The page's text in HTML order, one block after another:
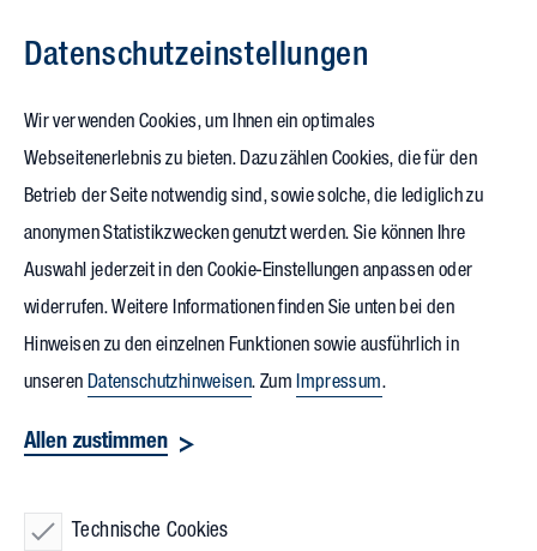
Datenschutz­einstellungen
Wir verwenden Cookies, um Ihnen ein optimales
Webseitenerlebnis zu bieten. Dazu zählen Cookies, die für den
Betrieb der Seite notwendig sind, sowie solche, die lediglich zu
anonymen Statistikzwecken genutzt werden. Sie können Ihre
Auswahl jederzeit in den Cookie-Einstellungen anpassen oder
widerrufen. Weitere Informationen finden Sie unten bei den
Hinweisen zu den einzelnen Funktionen sowie ausführlich in
unseren Datenschutzhinweisen. ZumImpressum.
Allen zustimmen
Technische Cookies